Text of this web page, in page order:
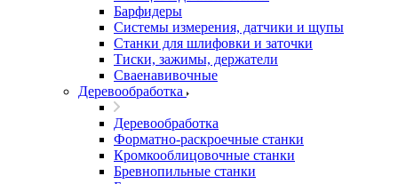
Барфидеры
Системы измерения, датчики и щупы
Станки для шлифовки и заточки
Тиски, зажимы, держатели
Cваенавивочные
Деревообработка
Деревообработка
Форматно-раскроечные станки
Кромкооблицовочные станки
Бревнопильные станки